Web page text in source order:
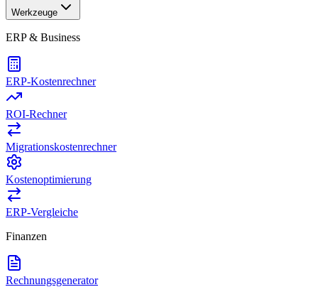
Werkzeuge
ERP & Business
ERP-Kostenrechner
ROI-Rechner
Migrationskostenrechner
Kostenoptimierung
ERP-Vergleiche
Finanzen
Rechnungsgenerator